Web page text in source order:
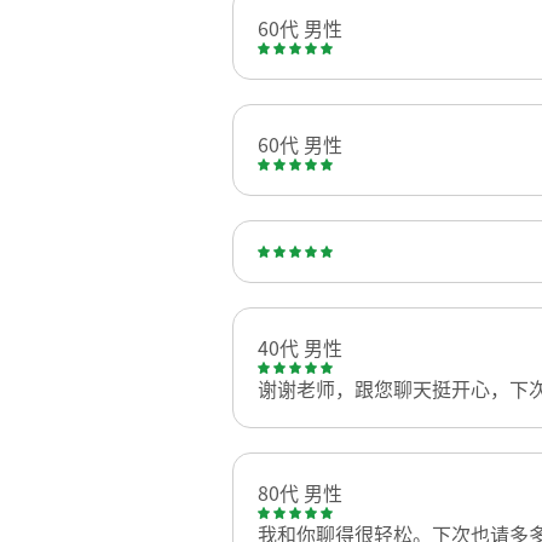
60代 男性
60代 男性
40代 男性
谢谢老师，跟您聊天挺开心，下
80代 男性
我和你聊得很轻松。下次也请多